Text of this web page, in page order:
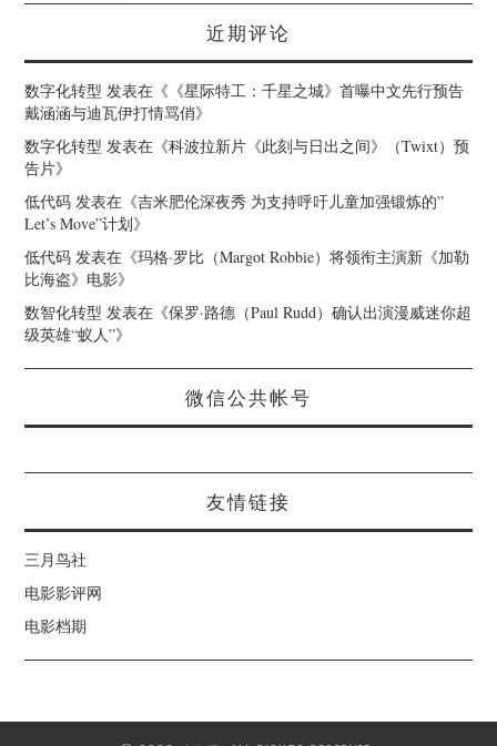
近期评论
数字化转型 发表在《 《星际特工：千星之城》首曝中文先行预告
戴涵涵与迪瓦伊打情骂俏》
数字化转型 发表在《科波拉新片《此刻与日出之间》（Twixt）预
告片》
低代码 发表在《吉米肥伦深夜秀 为支持呼吁儿童加强锻炼的”
Let’s Move”计划》
低代码 发表在《玛格·罗比（Margot Robbie）将领衔主演新《加勒
比海盗》电影》
数智化转型 发表在《保罗·路德（Paul Rudd）确认出演漫威迷你超
级英雄“蚁人”》
微信公共帐号
友情链接
三月鸟社
电影影评网
电影档期